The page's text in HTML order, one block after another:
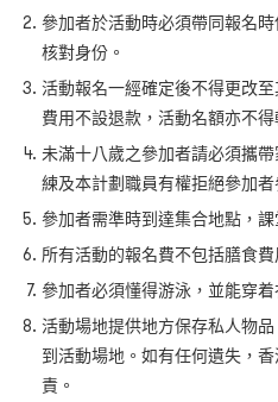
參加者於活動時必須帶同報名
核對身份。
活動報名一經確定後不得更改
費用不設退款，活動名額亦不得
未滿十八歲之參加者請必須攜
練及本計劃職員有權拒絕參加者
參加者需準時到達集合地點，課
所有活動的報名費不包括膳食費
參加者必須懂得游泳，並能穿着
活動場地提供地方保存私人物
到活動場地。如有任何遺失，
責。